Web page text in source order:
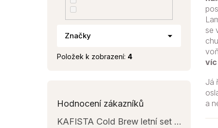
Značky
Položek k zobrazení: 4
Hodnocení zákazníků
KAFISTA Cold Brew letní set 7x50 g
se
víc
Já
a